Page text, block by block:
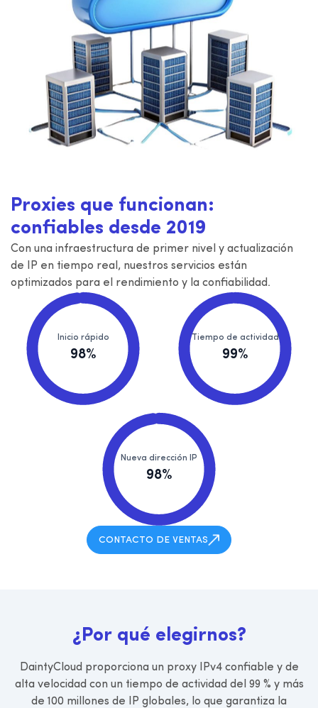
Proxies que funcionan:
confiables desde 2019
Con una infraestructura de primer nivel y actualización
de IP en tiempo real, nuestros servicios están
optimizados para el rendimiento y la confiabilidad.
Inicio rápido
98%
Tiempo de actividad
99%
Nueva dirección IP
98%
CONTACTO DE VENTAS
¿Por qué elegirnos?
DaintyCloud proporciona un proxy IPv4 confiable y de
alta velocidad con un tiempo de actividad del 99 % y más
de 100 millones de IP globales, lo que garantiza la